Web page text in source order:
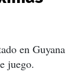
en Guyana
juego.